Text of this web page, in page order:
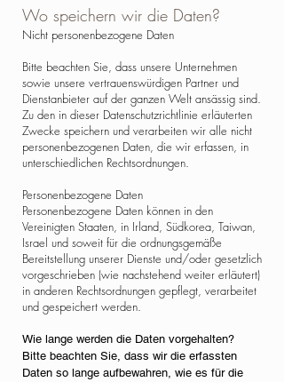
Wo speichern wir die Daten?
Nicht personenbezogene Daten
Bitte beachten Sie, dass unsere Unternehmen
sowie unsere vertrauenswürdigen Partner und
Dienstanbieter auf der ganzen Welt ansässig sind.
Zu den in dieser Datenschutzrichtlinie erläuterten
Zwecke speichern und verarbeiten wir alle nicht
personenbezogenen Daten, die wir erfassen, in
unterschiedlichen Rechtsordnungen.
Personenbezogene Daten
Personenbezogene Daten können in den
Vereinigten Staaten, in Irland, Südkorea, Taiwan,
Israel und soweit für die ordnungsgemäße
Bereitstellung unserer Dienste und/oder gesetzlich
vorgeschrieben (wie nachstehend weiter erläutert)
in anderen Rechtsordnungen gepflegt, verarbeitet
und gespeichert werden.
Wie lange werden die Daten vorgehalten?
Bitte beachten Sie, dass wir die erfassten
Daten so lange aufbewahren, wie es für die